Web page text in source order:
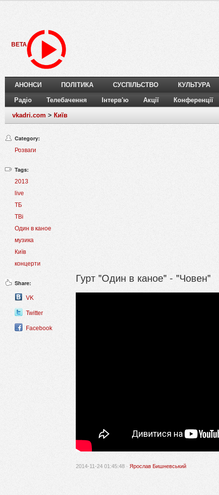
BETA
АНОНСИ ПОЛІТИКА СУСПІЛЬСТВО КУЛЬТУРА
Радіо Телебачення Інтерв'ю Акції Конференції
vkadri.com > Київ
Category:
Розваги
Tags:
2013
live
ТБ
ТВi
Один в каное
музика
Київ
концерти
Share:
VK
Twitter
Facebook
Гурт "Один в каное" - "Човен"
2014-11-24 01:45:48 · Ярослав Бишневський